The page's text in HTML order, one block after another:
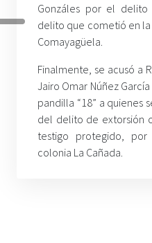
Gonzáles por el delito
delito que cometió en la
Comayagüela.
Finalmente, se acusó a
Jairo Omar Núñez
pandilla “18” a quienes
del delito de extorsión
testigo protegido,
colonia La Cañada.